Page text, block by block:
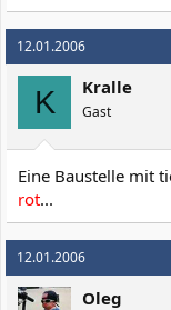
12.01.2006
K Kralle
Gast
Eine Baustelle mit
rot...
12.01.2006
Oleg